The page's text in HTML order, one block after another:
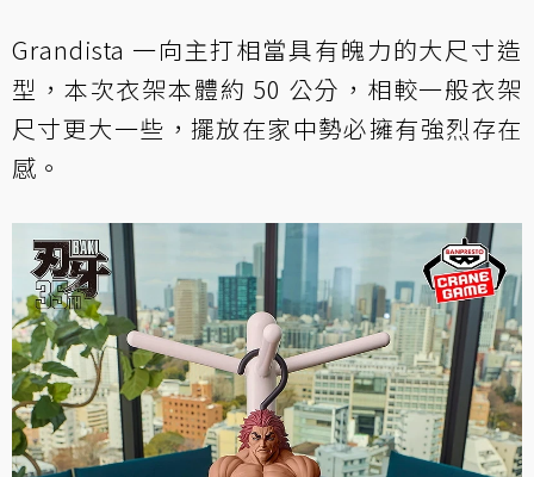
Grandista 一向主打相當具有魄力的大尺寸造
型，本次衣架本體約 50 公分，相較一般衣架
尺寸更大一些，擺放在家中勢必擁有強烈存在
感。